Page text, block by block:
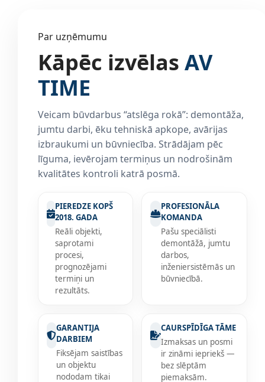
Par uzņēmumu
Kāpēc izvēlas AV
TIME
Veicam būvdarbus “atslēga rokā”: demontāža,
jumtu darbi, ēku tehniskā apkope, avārijas
izbraukumi un būvniecība. Strādājam pēc
līguma, ievērojam termiņus un nodrošinām
kvalitātes kontroli katrā posmā.
PIEREDZE KOPŠ
2018. GADA
Reāli objekti,
saprotami
procesi,
prognozējami
termiņi un
rezultāts.
PROFESIONĀLA
KOMANDA
Pašu speciālisti
demontāžā, jumtu
darbos,
inženiersistēmās un
būvniecībā.
GARANTIJA
DARBIEM
Fiksējam saistības
un objektu
nododam tikai
CAURSPĪDĪGA TĀME
Izmaksas un posmi
ir zināmi iepriekš —
bez slēptām
piemaksām.